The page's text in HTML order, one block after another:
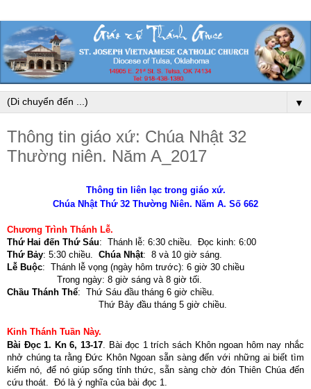
▼
Thông tin giáo xứ: Chúa Nhật 32
Thường niên. Năm A_2017
Thông tin liên lạc trong giáo xứ.
Chúa Nhật Thứ 32 Thường Niên. Năm A. Số 662
Chương Trình Thánh Lễ.
Thứ Hai đến Thứ Sáu: Thánh lễ: 6:30 chiều. Đọc kinh: 6:00
Thứ Bảy: 5:30 chiều. Chúa Nhật: 8 và 10 giờ sáng.
Lễ Buộc: Thánh lễ vọng (ngày hôm trước): 6 giờ 30 chiều
Trong ngày: 8 giờ sáng và 8 giờ tối.
Chầu Thánh Thể: Thứ Sáu đầu tháng 6 giờ chiều.
Thứ Bảy đầu tháng 5 giờ chiều.
Kinh Thánh Tuần Này.
Bài Đọc 1. Kn 6, 13-17. Bài đọc 1 trích sách Khôn ngoan hôm nay nhắc
nhở chúng ta rằng Đức Khôn Ngoan sẵn sàng đến với những ai biết tìm
kiếm nó, để nó giúp sống tỉnh thức, sẵn sàng chờ đón Thiên Chúa đến
cứu thoát. Đó là ý nghĩa của bài đọc 1.